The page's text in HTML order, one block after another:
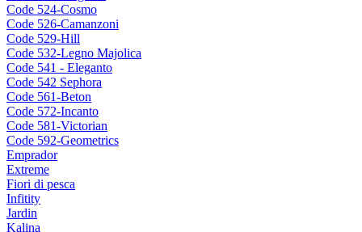
Code 524-Cosmo
Code 526-Camanzoni
Code 529-Hill
Code 532-Legno Majolica
Code 541 - Eleganto
Code 542 Sephora
Code 561-Beton
Code 572-Incanto
Code 581-Victorian
Code 592-Geometrics
Emprador
Extreme
Fiori di pesca
Infitity
Jardin
Kalina